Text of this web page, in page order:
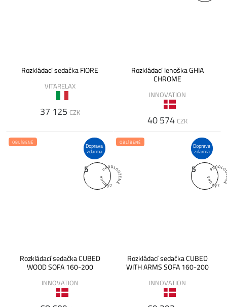
Rozkládací sedačka FIORE
VITARELAX
37 125 CZK
Rozkládací lenoška GHIA
CHROME
INNOVATION
40 574 CZK
Doprava
zdarma
5
OBLÍBENÉ
Rozkládací sedačka CUBED
WOOD SOFA 160-200
INNOVATION
Doprava
zdarma
5
OBLÍBENÉ
Rozkládací sedačka CUBED
WITH ARMS SOFA 160-200
INNOVATION